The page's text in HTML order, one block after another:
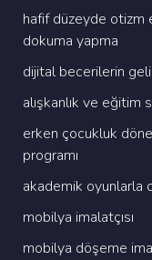
hafi̇f düzeyde oti̇zm
dokuma yapma
di̇ji̇tal beceri̇leri̇n
alişkanlik ve eği̇ti̇m
erken çocukluk
programi
akademi̇k
mobi̇lya i̇malatçisi
mobi̇lya döşeme